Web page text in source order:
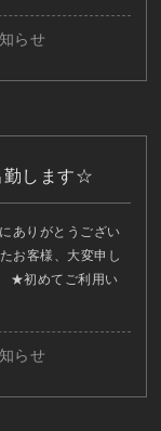
らせ
勤します☆
ありがとうござい
お客様、大変申し
★初めてご利用い
らせ